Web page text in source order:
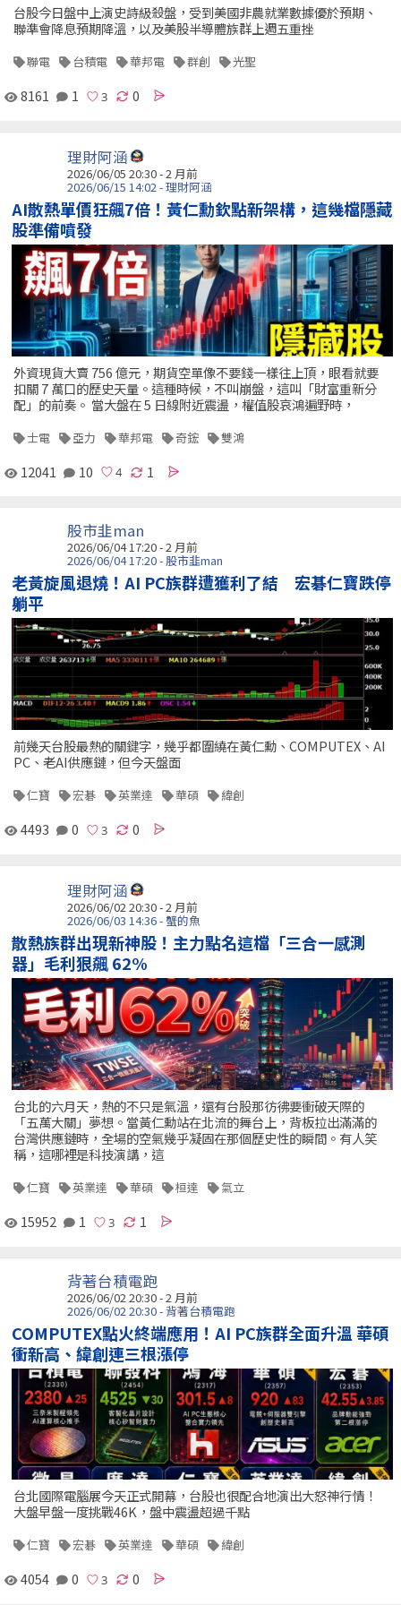
台股今日盤中上演史詩級殺盤，受到美國非農就業數據優於預期、
聯準會降息預期降溫，以及美股半導體族群上週五重挫
聯電 台積電 華邦電 群創 光聖
8161 1 0
理財阿涵
2026/06/05 20:30 - 2 月前
2026/06/15 14:02 - 理財阿涵
AI散熱單價狂飆7倍！黃仁勳欽點新架構，這幾檔隱藏
股準備噴發
外資現貨大賣 756 億元，期貨空單像不要錢一樣往上頂，眼看就要
扣關 7 萬口的歷史天量。這種時候，不叫崩盤，這叫「財富重新分
配」的前奏。 當大盤在 5 日線附近震盪，權值股哀鴻遍野時，
士電 亞力 華邦電 奇鋐 雙鴻
12041 10 1
股市韭man
2026/06/04 17:20 - 2 月前
2026/06/04 17:20 - 股市韭man
老黃旋風退燒！AI PC族群遭獲利了結 宏碁仁寶跌停
躺平
前幾天台股最熱的關鍵字，幾乎都圍繞在黃仁勳、COMPUTEX、AI
PC、老AI供應鏈，但今天盤面
仁寶 宏碁 英業達 華碩 緯創
4493 0 0
理財阿涵
2026/06/02 20:30 - 2 月前
2026/06/03 14:36 - 蟹的魚
散熱族群出現新神股！主力點名這檔「三合一感測
器」毛利狠飆 62%
台北的六月天，熱的不只是氣溫，還有台股那彷彿要衝破天際的
「五萬大關」夢想。當黃仁勳站在北流的舞台上，背板拉出滿滿的
台灣供應鏈時，全場的空氣幾乎凝固在那個歷史性的瞬間。有人笑
稱，這哪裡是科技演講，這
仁寶 英業達 華碩 桓達 氣立
15952 1 1
背著台積電跑
2026/06/02 20:30 - 2 月前
2026/06/02 20:30 - 背著台積電跑
COMPUTEX點火終端應用！AI PC族群全面升溫 華碩
衝新高、緯創連三根漲停
台北國際電腦展今天正式開幕，台股也很配合地演出大怒神行情！
大盤早盤一度挑戰46K，盤中震盪超過千點
仁寶 宏碁 英業達 華碩 緯創
4054 0 0